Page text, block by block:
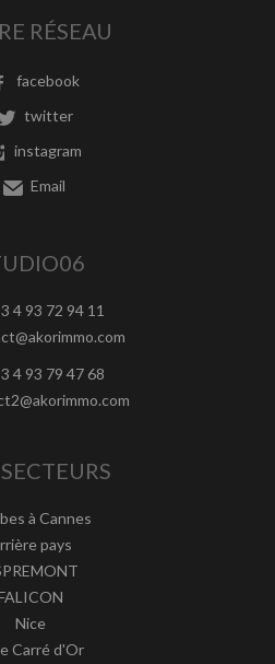
RÉSEAU
facebook
twitter
instagram
Email
4 93 72 94 11
4 93 79 47 68
à Cannes
pays
Nice
Carré d'Or